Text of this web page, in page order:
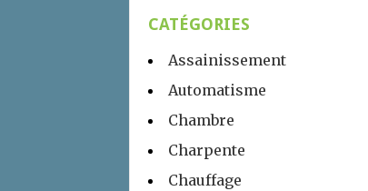
CATÉGORIES
Assainissement
Automatisme
Chambre
Charpente
Chauffage